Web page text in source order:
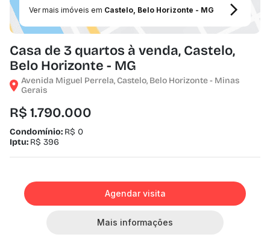
Ver mais imóveis em Castelo, Belo Horizonte - MG
Casa de 3 quartos à venda, Castelo,
Belo Horizonte - MG
Avenida Miguel Perrela, Castelo, Belo Horizonte - Minas
Gerais
R$ 1.790.000
Condomínio: R$ 0
Iptu: R$ 396
Agendar visita
Mais informações